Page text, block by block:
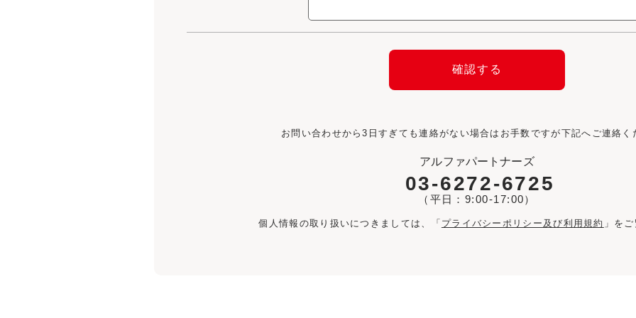
お問い合わせから3日すぎても連絡がない場合はお手数ですが下記へご連絡く
アルファパートナーズ
03-6272-6725
（平日：9:00-17:00）
個人情報の取り扱いにつきましては、「 プライバシーポリシー及び利用規約 」を